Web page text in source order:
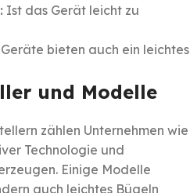
Ist das Gerät leicht zu
bieten auch ein leichtes
und Modelle
zählen Unternehmen wie
Technologie und
Einige Modelle
auch leichtes Bügeln